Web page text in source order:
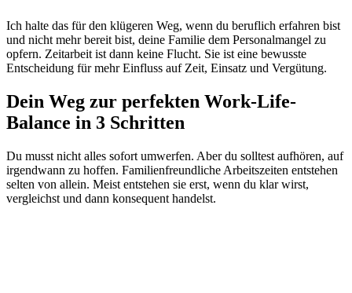
Ich halte das für den klügeren Weg, wenn du beruflich erfahren bist
und nicht mehr bereit bist, deine Familie dem Personalmangel zu
opfern. Zeitarbeit ist dann keine Flucht. Sie ist eine bewusste
Entscheidung für mehr Einfluss auf Zeit, Einsatz und Vergütung.
Dein Weg zur perfekten Work-Life-
Balance in 3 Schritten
Du musst nicht alles sofort umwerfen. Aber du solltest aufhören, auf
irgendwann zu hoffen. Familienfreundliche Arbeitszeiten entstehen
selten von allein. Meist entstehen sie erst, wenn du klar wirst,
vergleichst und dann konsequent handelst.